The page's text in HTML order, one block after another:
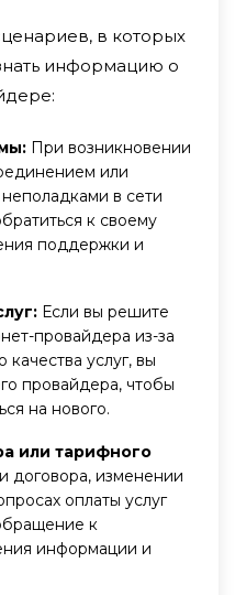
в которых
информацию о
При возникновении
или
в сети
к своему
поддержки и
Если вы решите
провайдера из-за
качества услуг, вы
провайдера, чтобы
на нового.
или тарифного
договора, изменении
оплаты услуг
к
информации и